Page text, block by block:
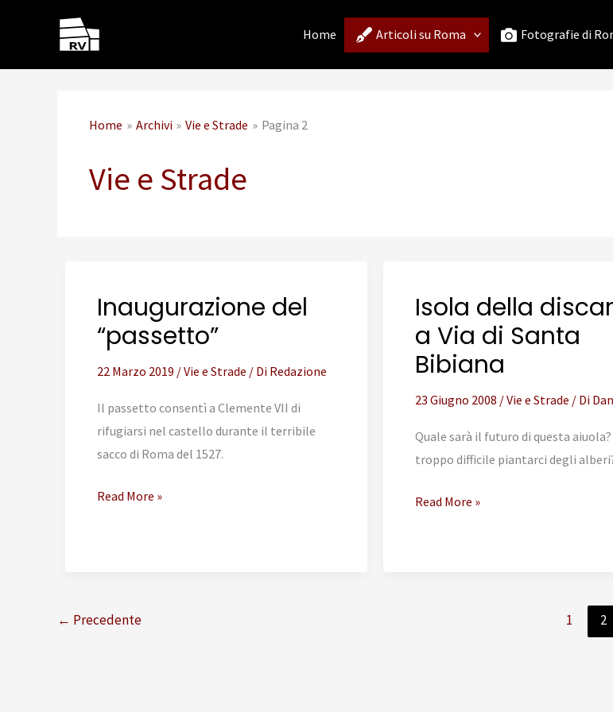
Home Articoli su Roma Fotografie di
Home Archivi Vie e Strade Pagina 2
Vie e Strade
Inaugurazione del
“passetto”
22 Marzo 2019 /Vie e Strade / Di Redazione
Il passetto consentì a Clemente VII di
rifugiarsi nel castello durante il terribile
sacco di Roma del 1527.
Inaugurazione
Read More »
Isola della
a Via di Santa
Bibiana
23 Giugno 2008 /Vie e Strade / Di
Quale sarà il futuro di questa aiuola?
troppo difficile piantarci degli
Isola
Read More »
← Precedente 1 2